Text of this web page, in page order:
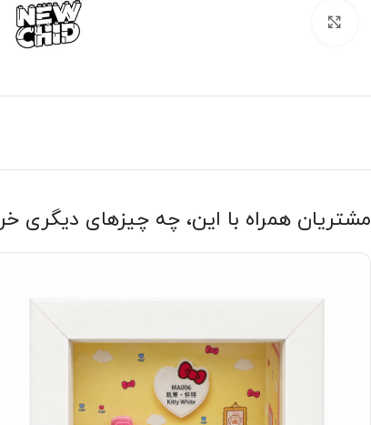
مشتریان همراه با این، چه چیزهای دیگری